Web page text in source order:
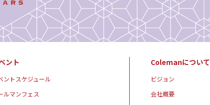
ント
ントスケジュール
ルマンフェス
Colemanについて
ビジョン
会社概要